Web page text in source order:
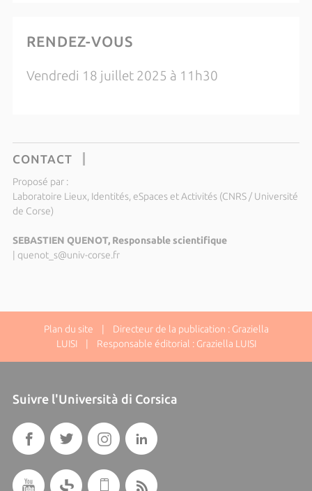
RENDEZ-VOUS
Vendredi 18 juillet 2025 à 11h30
CONTACT
Proposé par :
Laboratoire Lieux, Identités, eSpaces et Activités (CNRS / Université
de Corse)
SEBASTIEN QUENOT, Responsable scientifique
quenot_s@univ-corse.fr
Plan du site | Directeur de la publication : Graziella
LUISI | Responsable éditorial : Graziella LUISI
Suivre l'Università di Corsica